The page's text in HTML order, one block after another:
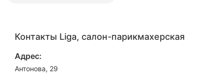
Контакты Liga, салон-парикмахерская
Адрес:
Антонова, 29